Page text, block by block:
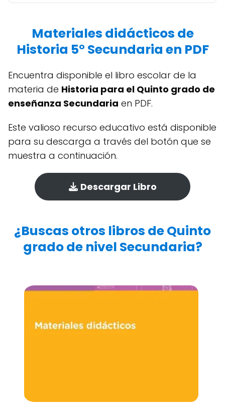
Materiales didácticos de
Historia 5° Secundaria en PDF
Encuentra disponible el libro escolar de la
materia de Historia para el Quinto grado de
enseñanza Secundaria en PDF.
Este valioso recurso educativo está disponible
para su descarga a través del botón que se
muestra a continuación.
Descargar Libro
¿Buscas otros libros de Quinto
grado de nivel Secundaria?